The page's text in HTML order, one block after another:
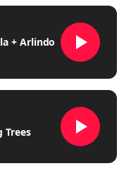
+ Arlindo
Trees